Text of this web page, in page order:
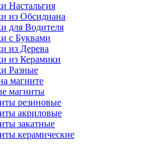
Настальгия
из Обсидиана
для Водителя
с Буквами
из Дерева
из Керамики
Разные
магните
магниты
резиновые
акриловые
закатные
керамические